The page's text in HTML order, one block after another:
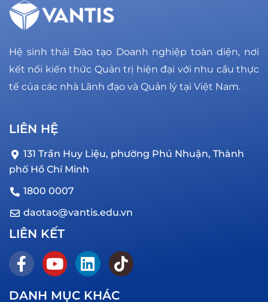
Hệ sinh thái Đào tạo Doanh nghiệp toàn diện, nơi
kết nối kiến thức Quản trị hiện đại với nhu cầu thực
tế của các nhà Lãnh đạo và Quản lý tại Việt Nam.
LIÊN HỆ
131 Trần Huy Liệu, phường Phú Nhuận, Thành
phố Hồ Chí Minh
1800 0007
daotao@vantis.edu.vn
LIÊN KẾT
DANH MỤC KHÁC